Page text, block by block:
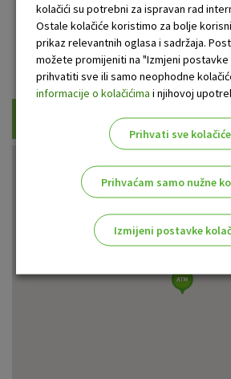
Bankomat
Prikaži samo uplatne
kolačići su potrebni za ispravan rad
Ostale kolačiće koristimo za bolje
prikaz relevantnih oglasa i sadržaja.
možete promijeniti na "Izmjeni postavke
prihvatiti sve ili samo neophodne
informacije o kolačićima i njihovoj
Prihvati sve kolačiće
Prihvaćam samo nužne
Izmijeni postavke